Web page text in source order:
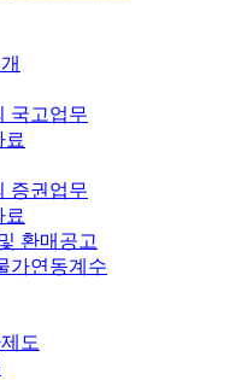
국고업무
료
증권업무
료
환매공고
가연동계수
도